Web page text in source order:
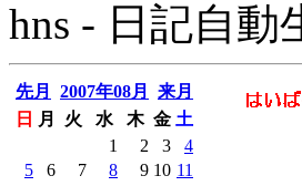
hns - 日記自動
先月 2007年08月
来月
日
月 火 水 木 金 土
1
2 3
4
5
6 7 8 9 10 11